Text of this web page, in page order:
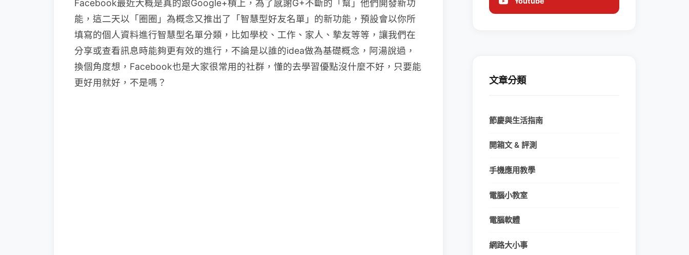
Facebook最近大概是真的跟Google+槓上，為了感謝G+不斷的「幫」他們開發新功
能，這二天以「圈圈」為概念又推出了「智慧型好友名單」的新功能，預設會以你所
填寫的個人資料進行智慧型名單分類，比如學校、工作、家人、摯友等等，讓我們在
分享或查看訊息時能夠更有效的進行，不論是以誰的idea做為基礎概念，阿湯說過，
換個角度想，Facebook也是大家很常用的社群，懂的去學習優點沒什麼不好，只要能
更好用就好，不是嗎？
文章分類
節慶與生活指南
開箱文 & 評測
手機應用教學
電腦小教室
電腦軟體
網路大小事